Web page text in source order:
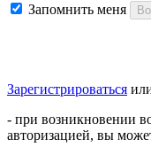
Запомнить меня
Зарегистрироваться
- при возникновении
авторизацией, вы